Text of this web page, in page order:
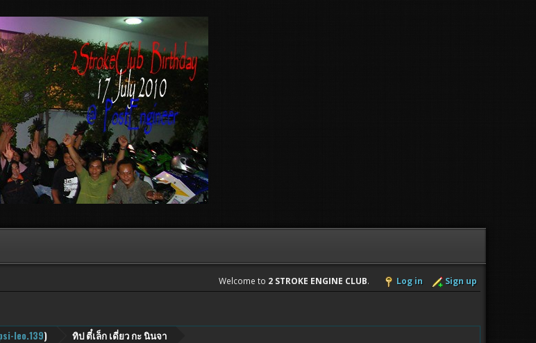
Welcome to 2 STROKE ENGINE CLUB. Log in Sign up
leo.139) ทิป ตี๋เล็ก เดี่ยว กะ นินจา